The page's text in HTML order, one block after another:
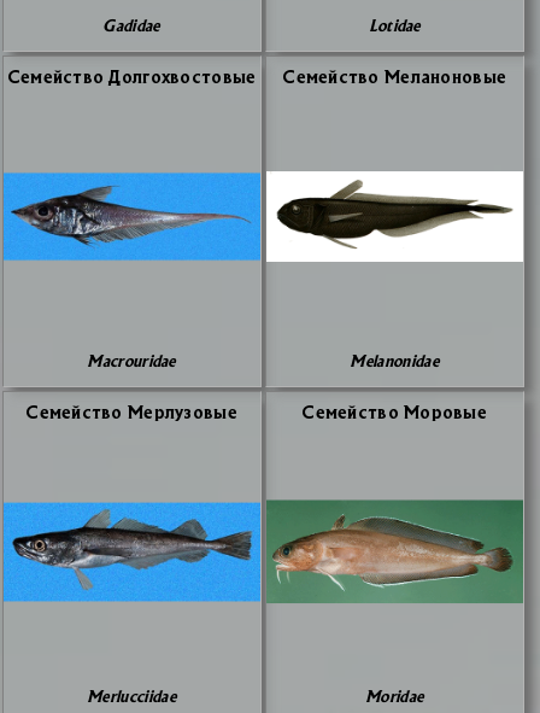
Gadidae Lotidae
Се­мей­ство Дол­го­хво­сто­вые
Macrouridae
Се­мей­ство Ме­ла­но­но­вые
Melanonidae
Се­мей­ство Мер­лу­зо­вые
Merlucciidae
Се­мей­ство Мо­ро­вые
Moridae